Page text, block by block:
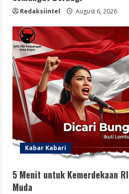
Redaksiintel August 6, 2026
Kabar Kabari
5 Menit untuk Kemerdekaan
Muda